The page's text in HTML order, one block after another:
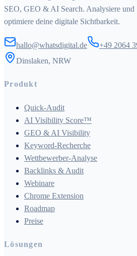
SEO, GEO & AI Search. Analysiere und
optimiere deine digitale Sichtbarkeit.
hallo@whatsdigital.de
+49 2064
Dinslaken, NRW
Produkt
Quick-Audit
AI Visibility Score™
GEO & AI Visibility
Keyword-Recherche
Wettbewerber-Analyse
Backlinks & Audit
Webinare
Chrome Extension
Roadmap
Preise
Lösungen